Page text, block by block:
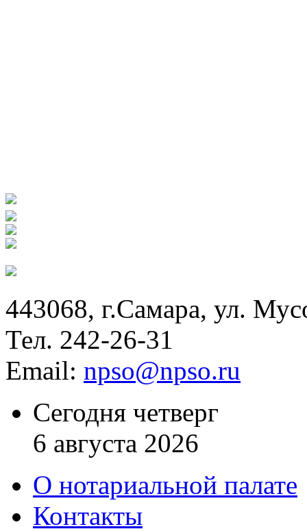
443068, г.Самара, ул.
Тел. 242-26-31
Email: npso@npso.ru
Сегодня четверг
6 августа 2026
О нотариальной палате
Контакты